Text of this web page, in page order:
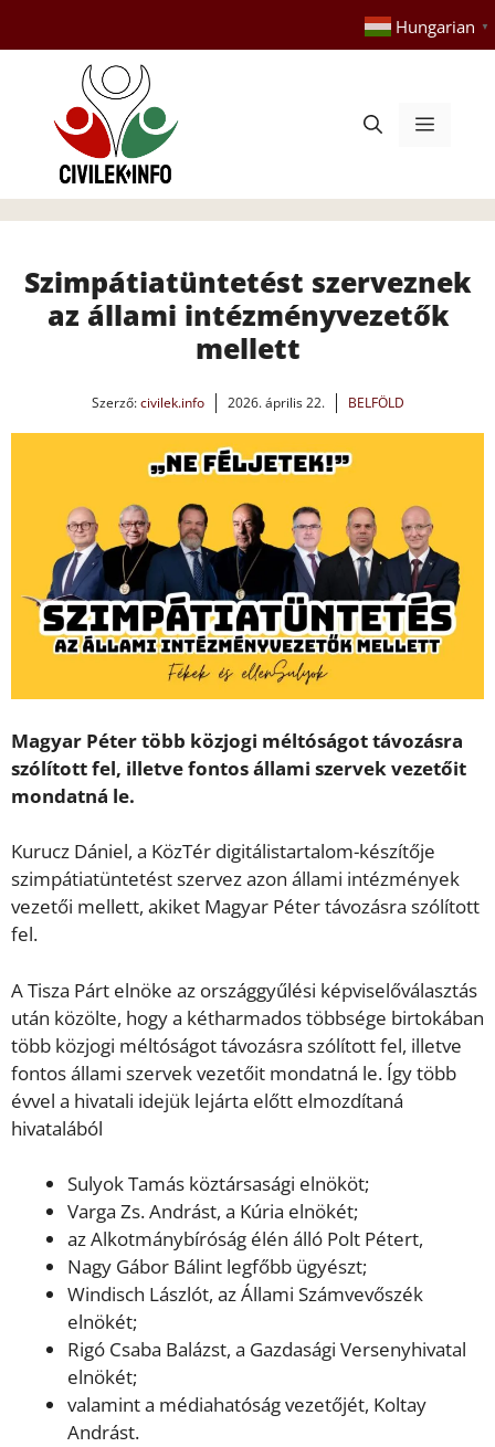
tartalomba
Hungarian ▼
Menü
Szimpátiatüntetést szerveznek
az állami intézményvezetők
mellett
Szerző:civilek.info 2026. április 22. BELFÖLD
Magyar Péter több közjogi méltóságot távozásra
szólított fel, illetve fontos állami szervek vezetőit
mondatná le.
Kurucz Dániel, a KözTér digitálistartalom-készítője
szimpátiatüntetést szervez azon állami intézmények
vezetői mellett, akiket Magyar Péter távozásra szólított
fel.
A Tisza Párt elnöke az országgyűlési képviselőválasztás
után közölte, hogy a kétharmados többsége birtokában
több közjogi méltóságot távozásra szólított fel, illetve
fontos állami szervek vezetőit mondatná le. Így több
évvel a hivatali idejük lejárta előtt elmozdítaná
hivatalából
Sulyok Tamás köztársasági elnököt;
Varga Zs. Andrást, a Kúria elnökét;
az Alkotmánybíróság élén álló Polt Pétert,
Nagy Gábor Bálint legfőbb ügyészt;
Windisch Lászlót, az Állami Számvevőszék
elnökét;
Rigó Csaba Balázst, a Gazdasági Versenyhivatal
elnökét;
valamint a médiahatóság vezetőjét, Koltay
Andrást.